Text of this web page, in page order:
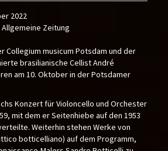
2022
Zeitung
Collegium musicum Potsdam und der
brasilianische Cellist André
am 10. Oktober in der Potsdamer
Konzert für Violoncello und Orchester
mit dem er Seitenhiebe auf den 1953
Weiterhin stehen Werke von
botticelliano) auf dem Programm,